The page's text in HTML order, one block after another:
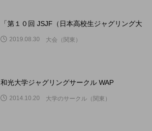
「第１０回 JSJF（日本高校生ジャグリング大
2019.08.30 大会（関東）
和光大学ジャグリングサークル WAP
2014.10.20 大学のサークル（関東）